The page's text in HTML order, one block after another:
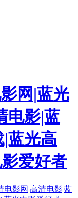
网|蓝光
电影|蓝
蓝光高
爱好者